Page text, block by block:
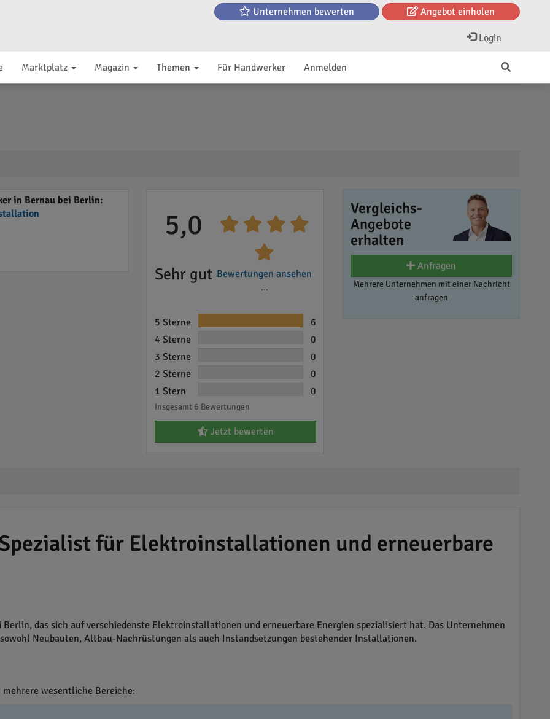
Unternehmen bewerten Angebot einholen
Login
Marktplatz Magazin Themen Für Handwerker Anmelden
in Bernau bei Berlin:
5,0
Sehr gut Bewertungen ansehen
...
5 Sterne
6
4 Sterne
0
3 Sterne
0
2 Sterne
0
1 Stern
0
Insgesamt 6 Bewertungen
Jetzt bewerten
Vergleichs-
Angebote
erhalten
Anfragen
Mehrere Unternehmen mit einer Nachricht
anfragen
für Elektroinstallationen und erneuerbare
das sich auf verschiedenste Elektroinstallationen und erneuerbare Energien spezialisiert hat. Das Unternehmen
Neubauten, Altbau-Nachrüstungen als auch Instandsetzungen bestehender Installationen.
mehrere wesentliche Bereiche: